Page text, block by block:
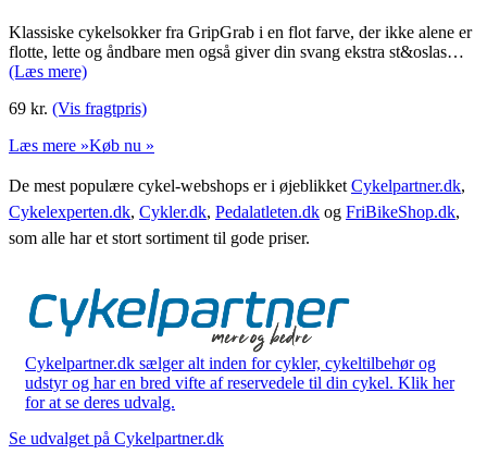
Klassiske cykelsokker fra GripGrab i en flot farve, der ikke alene er
flotte, lette og åndbare men også giver din svang ekstra st&oslas…
(Læs mere)
69 kr. (Vis fragtpris)
Læs mere »Køb nu »
De mest populære cykel-webshops er i øjeblikket Cykelpartner.dk,
Cykelexperten.dk, Cykler.dk, Pedalatleten.dk og FriBikeShop.dk,
som alle har et stort sortiment til gode priser.
Cykelpartner.dk sælger alt inden for cykler, cykeltilbehør og
udstyr og har en bred vifte af reservedele til din cykel. Klik her
for at se deres udvalg.
Se udvalget på Cykelpartner.dk